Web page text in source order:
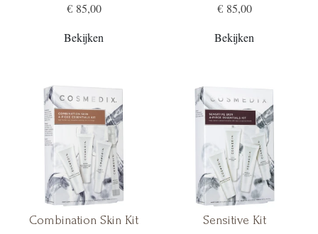
€ 85,00
Bekijken
€ 85,00
Bekijken
Combination Skin Kit Sensitive Kit